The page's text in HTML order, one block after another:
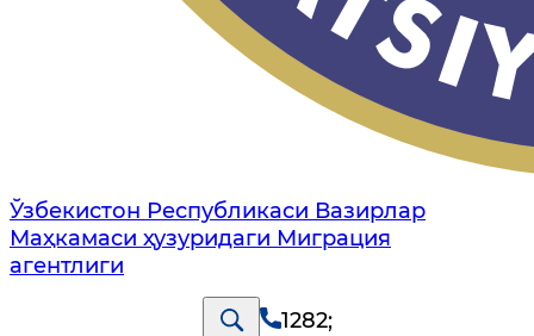
Ўзбекистон Республикаси Вазирлар
Маҳкамаси ҳузуридаги Миграция
агентлиги
1282;